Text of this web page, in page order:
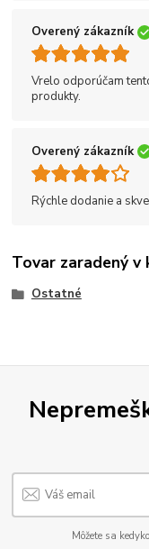
Overený zákazník
Vrelo odporúčam
produkty.
Overený zákazník
Rýchle dodanie a
Tovar zaradený v
Ostatné
Môžete sa